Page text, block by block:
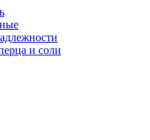
и соли